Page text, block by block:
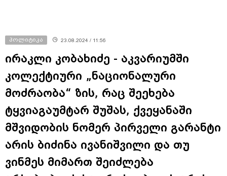
პოლიტიკა 23.08.2024 / 11:56
ირაკლი კობახიძე - აკვარიუმში
კოლექტიური „ნაციონალური
მოძრაობა“ ზის, რაც შეეხება
ტყვიაგაუმტარ შუშას, ქვეყანაში
მშვიდობის ნომერ პირველი გარანტი
არის ბიძინა ივანიშვილი და თუ
ვინმეს მიმართ შეიძლება